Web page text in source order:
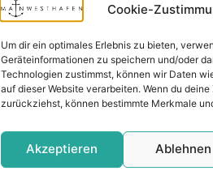
Cookie-
Um dir ein optimales Erlebnis zu bieten,
Geräteinformationen zu speichern und/oder
Technologien zustimmst, können wir Daten
auf dieser Website verarbeiten. Wenn du
zurückziehst, können bestimmte Merkmale
Akzeptieren Ablehnen